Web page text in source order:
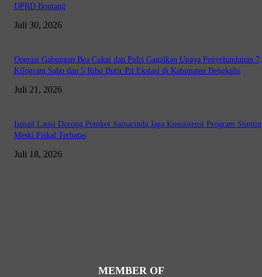
DPRD Bontang
Juli 30, 2026
Operasi Gabungan Bea Cukai dan Polri Gagalkan Upaya Penyelundupan
Kilogram Sabu dan 5 Ribu Butir Pil Ekstasi di Kabupaten Bengkalis
Juli 21, 2026
Ismail Latisi Dorong Pemkot Samarinda Jaga Konsistensi Program
Meski Fiskal Terbatas
Juli 18, 2026
MEMBER OF